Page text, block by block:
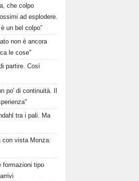
che colpo
ad esplodere.
un bel colpo”
non è ancora
le cose"
partire. Così
po' di continuità. Il
tra i pali. Ma
con vista Monza:
formazioni tipo